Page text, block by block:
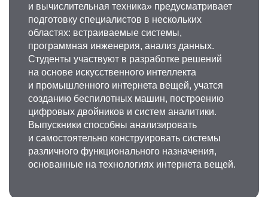
и вычислительная техника» предусматривает
подготовку специалистов в нескольких
областях: встраиваемые системы,
программная инженерия, анализ данных.
Студенты участвуют в разработке решений
на основе искусственного интеллекта
и промышленного интернета вещей, учатся
созданию беспилотных машин, построению
цифровых двойников и систем аналитики.
Выпускники способны анализировать
и самостоятельно конструировать системы
различного функционального назначения,
основанные на технологиях интернета вещей.